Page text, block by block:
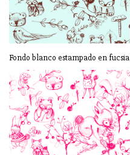
Fondo blanco estampado en fucsia